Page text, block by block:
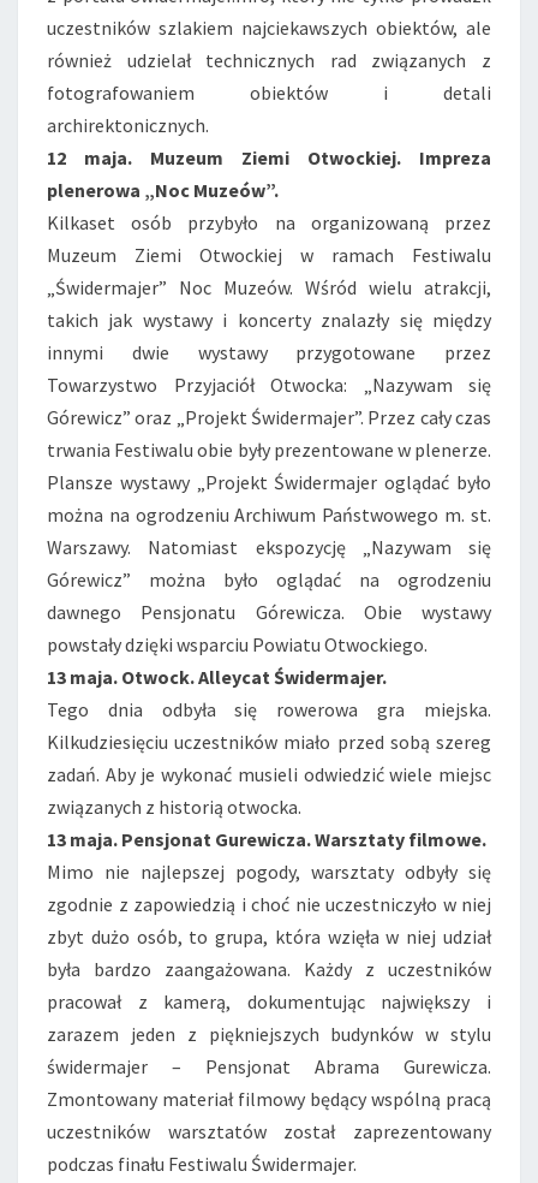
uczestników szlakiem najciekawszych obiektów, ale
również udzielał technicznych rad związanych z
fotografowaniem obiektów i detali
archirektonicznych.
12 maja. Muzeum Ziemi Otwockiej. Impreza
plenerowa „Noc Muzeów”.
Kilkaset osób przybyło na organizowaną przez
Muzeum Ziemi Otwockiej w ramach Festiwalu
„Świdermajer” Noc Muzeów. Wśród wielu atrakcji,
takich jak wystawy i koncerty znalazły się między
innymi dwie wystawy przygotowane przez
Towarzystwo Przyjaciół Otwocka: „Nazywam się
Górewicz” oraz „Projekt Świdermajer”. Przez cały czas
trwania Festiwalu obie były prezentowane w plenerze.
Plansze wystawy „Projekt Świdermajer oglądać było
można na ogrodzeniu Archiwum Państwowego m. st.
Warszawy. Natomiast ekspozycję „Nazywam się
Górewicz” można było oglądać na ogrodzeniu
dawnego Pensjonatu Górewicza. Obie wystawy
powstały dzięki wsparciu Powiatu Otwockiego.
13 maja. Otwock. Alleycat Świdermajer.
Tego dnia odbyła się rowerowa gra miejska.
Kilkudziesięciu uczestników miało przed sobą szereg
zadań. Aby je wykonać musieli odwiedzić wiele miejsc
związanych z historią otwocka.
13 maja. Pensjonat Gurewicza. Warsztaty filmowe.
Mimo nie najlepszej pogody, warsztaty odbyły się
zgodnie z zapowiedzią i choć nie uczestniczyło w niej
zbyt dużo osób, to grupa, która wzięła w niej udział
była bardzo zaangażowana. Każdy z uczestników
pracował z kamerą, dokumentując największy i
zarazem jeden z piękniejszych budynków w stylu
świdermajer – Pensjonat Abrama Gurewicza.
Zmontowany materiał filmowy będący wspólną pracą
uczestników warsztatów został zaprezentowany
podczas finału Festiwalu Świdermajer.